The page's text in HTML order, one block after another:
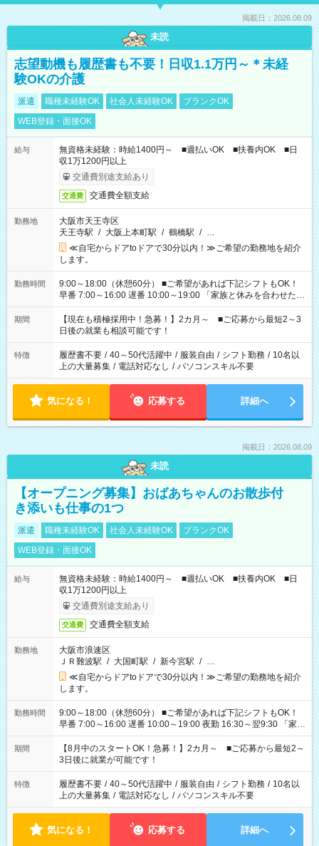
掲載日：2026.08.09
未読
志望動機も履歴書も不要！日収1.1万円～＊未経
験OKの介護
派遣 職種未経験OK 社会人未経験OK
ブランクOK
WEB登録・面接OK
給与
無資格未経験：時給1400円～ ■週払いOK ■扶養内OK ■日
収1万1200円以上
交通費別途支給あり
交通費 交通費全額支給
勤務地
大阪市天王寺区
天王寺駅 / 大阪上本町駅 / 鶴橋駅 / …
≪自宅からドアtoドアで30分以内！≫ご希望の勤務地を紹介
します。
勤務時間
9:00～18:00（休憩60分） ■ご希望があれば下記シフトもOK！
早番 7:00～16:00 遅番 10:00～19:00 「家族と休みを合わせた
い」 「余裕を持って夕飯の準備がしたい」 「できれば残業はし
たくない」 など、ご希望を教えてくださいね。 ※Wワーク希望
の方へ 今ご覧のお仕事で希望する勤務時間と、もう1つのお仕事
の勤務時間。 合計で週40時間を超える場合は応募できません。
期間
【現在も積極採用中！急募！】2カ月～ ■ご応募から最短2～3
日後の就業も相談可能です！
特徴 履歴書不要 / 40～50代活躍中 / 服装自由 / シフト勤務 / 10名以
上の大量募集 / 電話対応なし / パソコンスキル不要
気になる！ 応募する 詳細へ
掲載日：2026.08.09
未読
【オープニング募集】おばあちゃんのお散歩付
き添いも仕事の1つ
派遣 職種未経験OK 社会人未経験OK
ブランクOK
WEB登録・面接OK
給与
無資格未経験：時給1400円～ ■週払いOK ■扶養内OK ■日
収1万1200円以上
交通費別途支給あり
交通費 交通費全額支給
勤務地
大阪市浪速区
ＪＲ難波駅 / 大国町駅 / 新今宮駅 / …
≪自宅からドアtoドアで30分以内！≫ご希望の勤務地を紹介
します。
勤務時間
9:00～18:00（休憩60分） ■ご希望があれば下記シフトもOK！
早番 7:00～16:00 遅番 10:00～19:00 夜勤 16:30～翌9:30 「家族
と休みを合わせたい」 「余裕を持って夕飯の準備がしたい」
「できれば残業はしたくない」 など、ご希望を教えてください
ね。 ※Wワーク希望の方へ 今ご覧のお仕事で希望する勤務時間
と、もう1つのお仕事の勤務時間。 合計で週40時間を超える場
合は応募できません。
期間
【8月中のスタートOK！急募！】2カ月～ ■ご応募から最短2～
3日後に就業が可能です！
特徴 履歴書不要 / 40～50代活躍中 / 服装自由 / シフト勤務 / 10名以
上の大量募集 / 電話対応なし / パソコンスキル不要
気になる！ 応募する 詳細へ